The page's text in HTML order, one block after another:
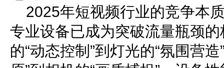
2025年短视频行业的竞争本
专业设备已成为突破流量瓶颈
的“动态控制”到灯光的“氛围营